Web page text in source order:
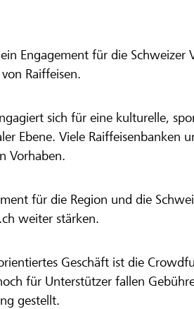
Engagement für die Schweizer
Raiffeisen.
sich für eine kulturelle,
Ebene. Viele Raiffeisenbanken
Vorhaben.
für die Region und die
weiter stärken.
Geschäft ist die
für Unterstützer fallen
gestellt.